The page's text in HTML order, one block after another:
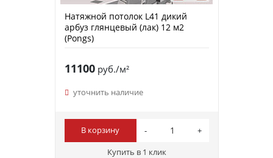
Натяжной потолок L41 дикий
арбуз глянцевый (лак) 12 м2
(Pongs)
11100руб./м²
уточнить наличие
В корзину
Купить в 1 клик